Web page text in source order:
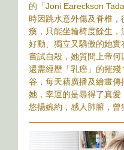
的「Joni Eareckson
時因跳水意外傷及脊椎，
瘓，只能坐輪椅度餘生，
好動、獨立又驕傲的她實
嘗試自殺，她質問上帝何
還需經歷「乳癌」的摧殘
谷，每天藉廣播及繪畫傳
她，幸運的是尋得了真
悠揚婉約，感人肺腑，曾